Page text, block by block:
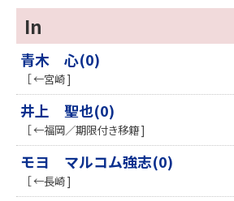
In
青木 心(0)
［ ←宮崎 ]
井上 聖也(0)
［ ←福岡／期限付き移籍 ]
モヨ マルコム強志(0)
［ ←長崎 ]